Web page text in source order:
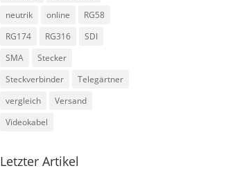
neutrik
online
RG58
RG174
RG316
SDI
SMA
Stecker
Steckverbinder
Telegärtner
vergleich
Versand
Videokabel
Letzter Artikel